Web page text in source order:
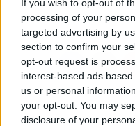
If you wish to opt-out of
processing of your
targeted advertising by
section to confirm your
opt-out request is
interest-based ads
us or personal
your opt-out. You may
disclosure of your